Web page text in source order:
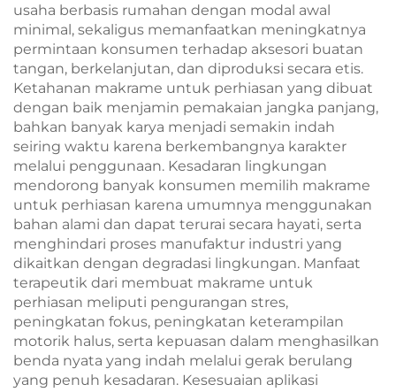
usaha berbasis rumahan dengan modal awal
minimal, sekaligus memanfaatkan meningkatnya
permintaan konsumen terhadap aksesori buatan
tangan, berkelanjutan, dan diproduksi secara etis.
Ketahanan makrame untuk perhiasan yang dibuat
dengan baik menjamin pemakaian jangka panjang,
bahkan banyak karya menjadi semakin indah
seiring waktu karena berkembangnya karakter
melalui penggunaan. Kesadaran lingkungan
mendorong banyak konsumen memilih makrame
untuk perhiasan karena umumnya menggunakan
bahan alami dan dapat terurai secara hayati, serta
menghindari proses manufaktur industri yang
dikaitkan dengan degradasi lingkungan. Manfaat
terapeutik dari membuat makrame untuk
perhiasan meliputi pengurangan stres,
peningkatan fokus, peningkatan keterampilan
motorik halus, serta kepuasan dalam menghasilkan
benda nyata yang indah melalui gerak berulang
yang penuh kesadaran. Kesesuaian aplikasi